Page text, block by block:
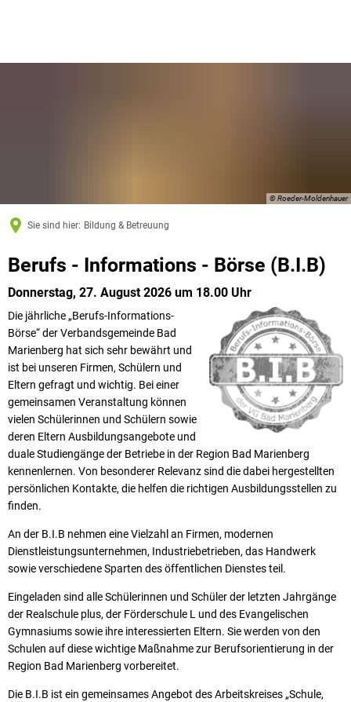
© Roeder-Moldenhauer
Sie sind hier: Bildung & Betreuung
B.I.B
Berufs - Informations - Börse (B.I.B)
Donnerstag, 27. August 2026 um 18.00 Uhr
Die jährliche „Berufs-Informations-
Börse“ der Verbandsgemeinde Bad
Marienberg hat sich sehr bewährt und
ist bei unseren Firmen, Schülern und
Eltern gefragt und wichtig. Bei einer
gemeinsamen Veranstaltung können
vielen Schülerinnen und Schülern sowie
deren Eltern Ausbildungsangebote und
duale Studiengänge der Betriebe in der Region Bad Marienberg
kennenlernen. Von besonderer Relevanz sind die dabei hergestellten
persönlichen Kontakte, die helfen die richtigen Ausbildungsstellen zu
finden.
An der B.I.B nehmen eine Vielzahl an Firmen, modernen
Dienstleistungsunternehmen, Industriebetrieben, das Handwerk
sowie verschiedene Sparten des öffentlichen Dienstes teil.
Eingeladen sind alle Schülerinnen und Schüler der letzten Jahrgänge
der Realschule plus, der Förderschule L und des Evangelischen
Gymnasiums sowie ihre interessierten Eltern. Sie werden von den
Schulen auf diese wichtige Maßnahme zur Berufsorientierung in der
Region Bad Marienberg vorbereitet.
Die B.I.B ist ein gemeinsames Angebot des Arbeitskreises „Schule,